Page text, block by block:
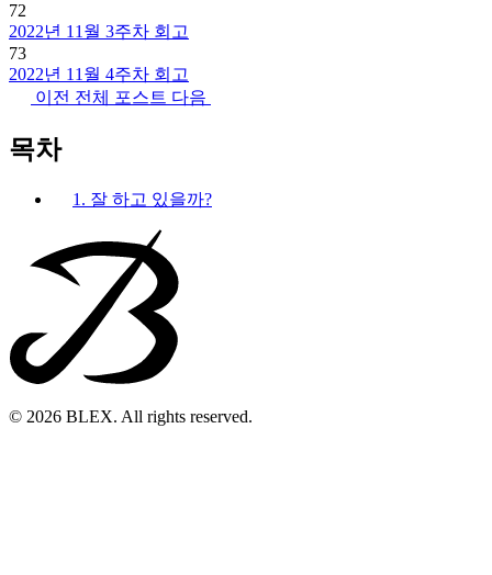
72
2022년 11월 3주차 회고
73
2022년 11월 4주차 회고
이전 전체 포스트 다음
목차
1. 잘 하고 있을까?
© 2026 BLEX. All rights reserved.